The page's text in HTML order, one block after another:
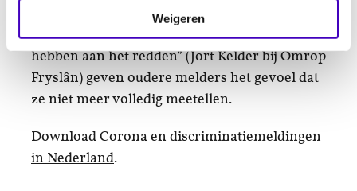
Weigeren
antidiscriminatievoorziening. Uitspraken als
“We zijn 80-plussers die te dik zijn en gerookt
hebben aan het redden” (Jort Kelder bij Omrop
Fryslân) geven oudere melders het gevoel dat
ze niet meer volledig meetellen.
Download Corona en discriminatiemeldingen
in Nederland.